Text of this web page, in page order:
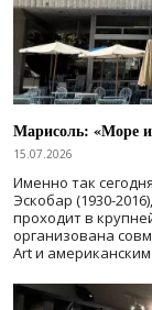
Марисоль: «Море
15.07.2026
Именно так
Эскобар (1930-
проходит в
организована
Art и